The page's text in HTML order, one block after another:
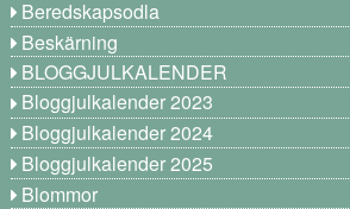
Beredskapsodla
Beskärning
BLOGGJULKALENDER
Bloggjulkalender 2023
Bloggjulkalender 2024
Bloggjulkalender 2025
Blommor